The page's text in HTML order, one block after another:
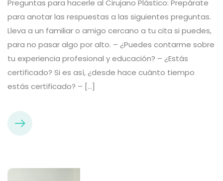
Preguntas para hacerle al Cirujano Plástico: Prepárate
para anotar las respuestas a las siguientes preguntas.
Lleva a un familiar o amigo cercano a tu cita si puedes,
para no pasar algo por alto. – ¿Puedes contarme sobre
tu experiencia profesional y educación? – ¿Estás
certificado? Si es así, ¿desde hace cuánto tiempo
estás certificado? – […]